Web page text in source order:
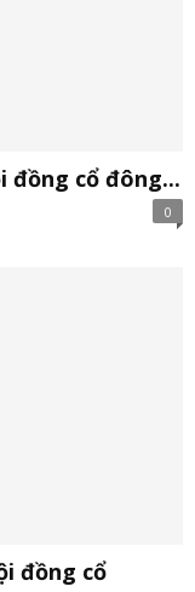
cổ đông...
0
đồng cổ